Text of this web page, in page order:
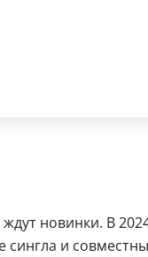
ждут новинки. В
и